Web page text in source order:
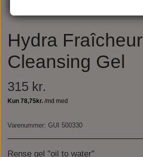
Hydra Fraîcheur
Cleansing Gel
315 kr.
Varenummer: GUI 500330
Rense gel "oil to water"